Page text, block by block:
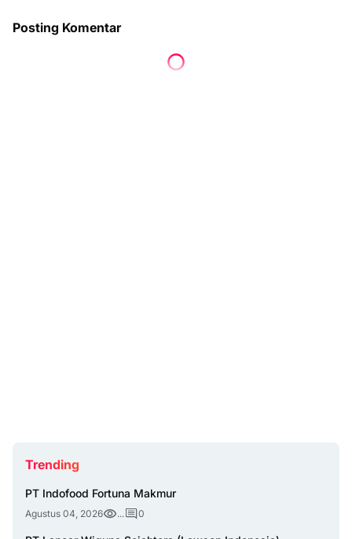
Posting Komentar
Trending
PT Indofood Fortuna Makmur
Agustus 04, 2026 ... 0